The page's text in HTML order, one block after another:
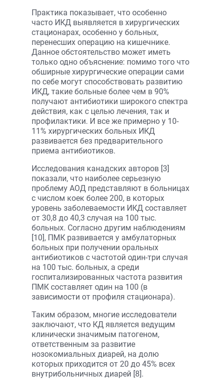
Практика показывает, что особенно
часто ИКД выявляется в хирургических
стационарах, особенно у больных,
перенесших операцию на кишечнике.
Данное обстоятельство может иметь
только одно объяснение: помимо того что
обширные хирургические операции сами
по себе могут способствовать развитию
ИКД, такие больные более чем в 90%
получают антибиотики широкого спектра
действия, как с целью лечения, так и
профилактики. И все же примерно у 10-
11% хирургических больных ИКД
развивается без предварительного
приема антибиотиков.
Исследования канадских авторов [3]
показали, что наиболее серьезную
проблему АОД представляют в больницах
с числом коек более 200, в которых
уровень заболеваемости ИКД составляет
от 30,8 до 40,3 случая на 100 тыс.
больных. Согласно другим наблюдениям
[10], ПМК развивается у амбулаторных
больных при получении оральных
антибиотиков с частотой один-три случая
на 100 тыс. больных, а среди
госпитализированных частота развития
ПМК составляет один на 100 (в
зависимости от профиля стационара).
Таким образом, многие исследователи
заключают, что КД является ведущим
клинически значимым патогеном,
ответственным за развитие
нозокомиальных диарей, на долю
которых приходится от 20 до 45% всех
внутрибольничных диарей [8].